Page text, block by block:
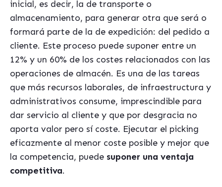
inicial, es decir, la de transporte o
almacenamiento, para generar otra que será o
formará parte de la de expedición: del pedido a
cliente. Este proceso puede suponer entre un
12% y un 60% de los costes relacionados con las
operaciones de almacén. Es una de las tareas
que más recursos laborales, de infraestructura y
administrativos consume, imprescindible para
dar servicio al cliente y que por desgracia no
aporta valor pero sí coste. Ejecutar el picking
eficazmente al menor coste posible y mejor que
la competencia, puede suponer una ventaja
competitiva.